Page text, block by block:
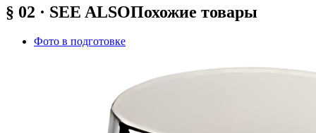
§ 02 · SEE ALSOПохожие товары
Фото в подготовке